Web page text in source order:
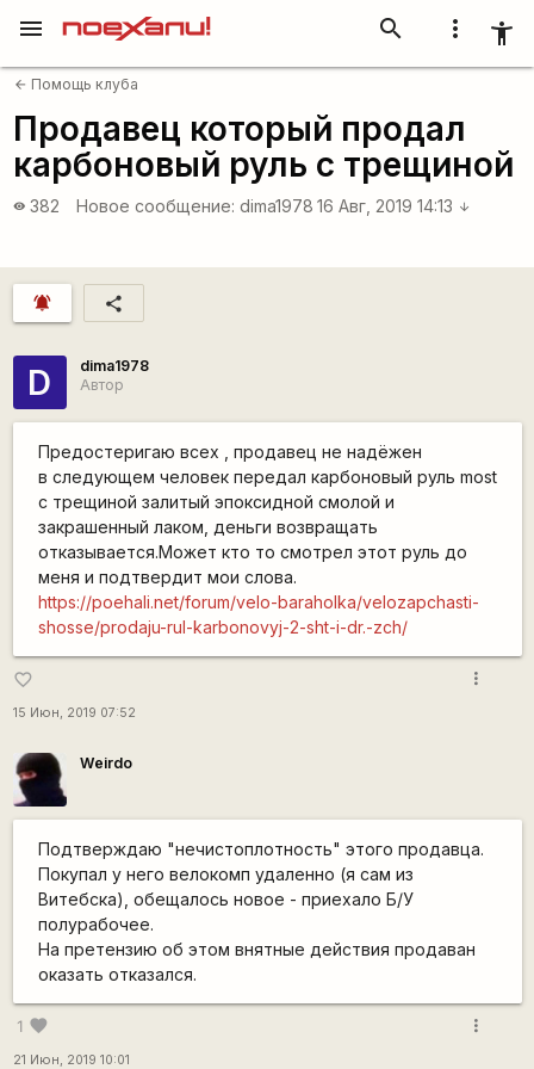
more_vert accessibility_new
search
menu
arrow_back Помощь клуба
Продавец который продал
карбоновый руль с трещиной
visibility 382 Новое сообщение: dima1978 16 Авг, 2019 14:13 arrow_downward
notifications_active share
D
dima1978
Автор
Предостеригаю всех , продавец не надёжен
в следующем человек передал карбоновый руль most
с трещиной залитый эпоксидной смолой и
закрашенный лаком, деньги возвращать
отказывается.Может кто то смотрел этот руль до
меня и подтвердит мои слова.
https://poehali.net/forum/velo-baraholka/velozapchasti-
shosse/prodaju-rul-karbonovyj-2-sht-i-dr.-zch/
favorite_border
15 Июн, 2019 07:52
more_vert
Weirdo
Подтверждаю "нечистоплотность" этого продавца.
Покупал у него велокомп удаленно (я сам из
Витебска), обещалось новое - приехало Б/У
полурабочее.
На претензию об этом внятные действия продаван
оказать отказался.
1 favorite
21 Июн, 2019 10:01
more_vert